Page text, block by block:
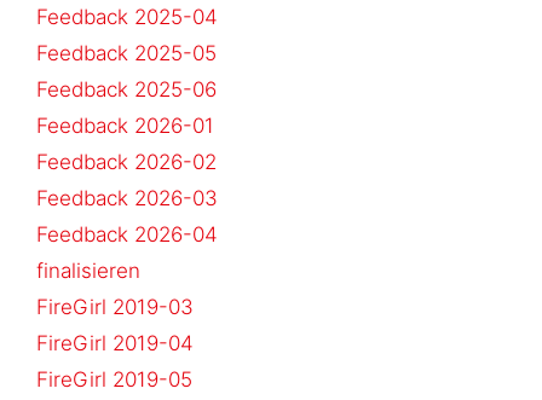
Feedback 2025-04
Feedback 2025-05
Feedback 2025-06
Feedback 2026-01
Feedback 2026-02
Feedback 2026-03
Feedback 2026-04
finalisieren
FireGirl 2019-03
FireGirl 2019-04
FireGirl 2019-05